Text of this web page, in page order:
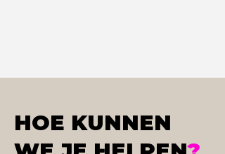
HOE KUNNEN